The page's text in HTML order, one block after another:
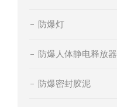
防爆灯
防爆人体静电释放器
防爆密封胶泥